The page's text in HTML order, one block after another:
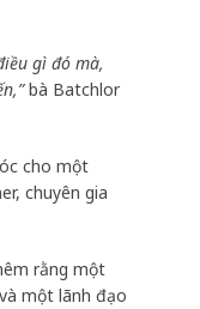
gì đó mà,
bà Batchlor
cho một
chuyên gia
rằng một
một lãnh đạo